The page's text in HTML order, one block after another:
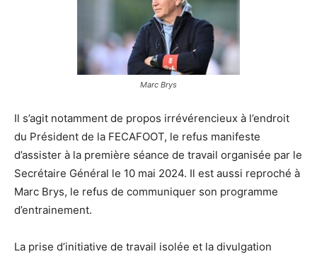
Marc Brys
Il s’agit notamment de propos irrévérencieux à l’endroit
du Président de la FECAFOOT, le refus manifeste
d’assister à la première séance de travail organisée par le
Secrétaire Général le 10 mai 2024. Il est aussi reproché à
Marc Brys, le refus de communiquer son programme
d’entrainement.
La prise d’initiative de travail isolée et la divulgation